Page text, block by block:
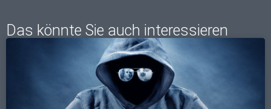
Das könnte Sie auch interessieren